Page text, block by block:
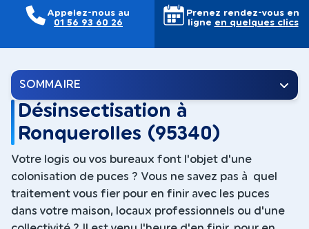
Appelez-nous au
01 56 93 60 26
Prenez rendez-vous en
ligne en quelques clics
SOMMAIRE
Désinsectisation à
Ronquerolles (95340)
Votre logis ou vos bureaux font l'objet d'une
colonisation de puces ? Vous ne savez pas à quel
traitement vous fier pour en finir avec les puces
dans votre maison, locaux professionnels ou d'une